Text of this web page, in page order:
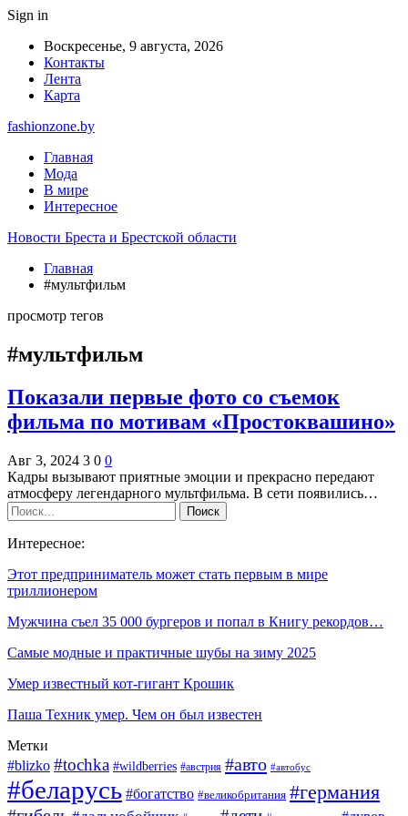
Sign in
Воскресенье, 9 августа, 2026
Контакты
Лента
Карта
fashionzone.by
Главная
Мода
В мире
Интересное
Новости Бреста и Брестской области
Главная
#мультфильм
просмотр тегов
#мультфильм
Показали первые фото со съемок
фильма по мотивам «Простоквашино»
Авг 3, 2024 3 0 0
Кадры вызывают приятные эмоции и прекрасно передают
атмосферу легендарного мультфильма. В сети появились…
Интересное:
Этот предприниматель может стать первым в мире
триллионером
Мужчина съел 35 000 бургеров и попал в Книгу рекордов…
Самые модные и практичные шубы на зиму 2025
Умер известный кот-гигант Крошик
Паша Техник умер. Чем он был известен
Метки
#blizko #tochka #wildberries #австрия #авто #автобус
#беларусь #богатство #великобритания #германия